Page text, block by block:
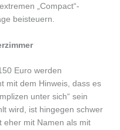
„Compact“-
beisteuern.
Euro werden
mit dem Hinweis, dass es
unter sich“ sein
wird, ist hingegen schwer
eher mit Namen als mit